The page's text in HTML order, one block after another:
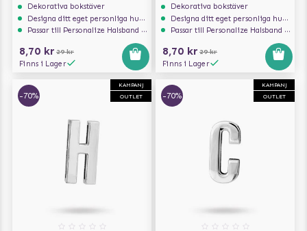
Dekorativa bokstäver
Designa ditt eget personliga hundhalsband
Passar till Personalize Halsband 30mm
8,70 kr 29 kr
Finns i Lager
Dekorativa bokstäver
Designa ditt eget personliga hundhalsband
Passar till Personalize Halsband 30mm
8,70 kr 29 kr
Finns i Lager
KAMPANJ
OUTLET
-70%
KAMPANJ
OUTLET
-70%